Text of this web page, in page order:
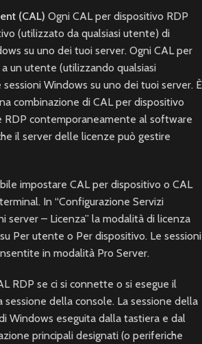
(CAL) Ogni CAL per dispositivo RDP
(utilizzato da qualsiasi utente) di
su uno dei tuoi server. Ogni CAL per
un utente (utilizzando qualsiasi
Windows su uno dei tuoi server. È
combinazione di CAL per dispositivo
RDP contemporaneamente al software
il server delle licenze può gestire
impostare CAL per dispositivo o CAL
In “Configurazione Servizi
server – Licenza” la modalità di licenza
Per utente o Per dispositivo. Le sessioni
in modalità Pro Server.
RDP se ci si connette o si esegue il
sessione della console. La sessione della
Windows eseguita dalla tastiera e dal
principali designati (o periferiche